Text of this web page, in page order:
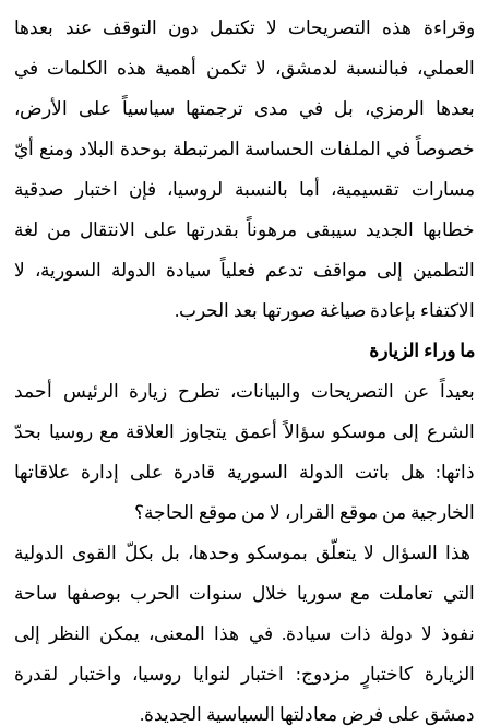
وقراءة هذه التصريحات لا تكتمل دون التوقف عند بعدها
العملي، فبالنسبة لدمشق، لا تكمن أهمية هذه الكلمات في
بعدها الرمزي، بل في مدى ترجمتها سياسياً على الأرض،
خصوصاً في الملفات الحساسة المرتبطة بوحدة البلاد ومنع أيّ
مسارات تقسيمية، أما بالنسبة لروسيا، فإن اختبار صدقية
خطابها الجديد سيبقى مرهوناً بقدرتها على الانتقال من لغة
التطمين إلى مواقف تدعم فعلياً سيادة الدولة السورية، لا
الاكتفاء بإعادة صياغة صورتها بعد الحرب.
ما وراء الزيارة
بعيداً عن التصريحات والبيانات، تطرح زيارة الرئيس أحمد
الشرع إلى موسكو سؤالاً أعمق يتجاوز العلاقة مع روسيا بحدّ
ذاتها: هل باتت الدولة السورية قادرة على إدارة علاقاتها
الخارجية من موقع القرار، لا من موقع الحاجة؟
هذا السؤال لا يتعلّق بموسكو وحدها، بل بكلّ القوى الدولية
التي تعاملت مع سوريا خلال سنوات الحرب بوصفها ساحة
نفوذ لا دولة ذات سيادة. في هذا المعنى، يمكن النظر إلى
الزيارة كاختبارٍ مزدوج: اختبار لنوايا روسيا، واختبار لقدرة
دمشق على فرض معادلتها السياسية الجديدة.